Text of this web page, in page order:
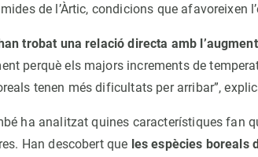
de l’Àrtic, condicions que afavoreixen
trobat una relació directa amb
perquè els majors increments de
tenen més dificultats per arribar”,
ha analitzat quines característiques fan
Han descobert que les espècies boreals